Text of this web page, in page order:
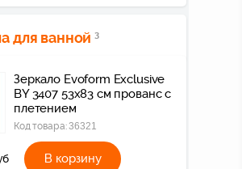
для ванной 3
Зеркало Evoform Exclusive
BY 3407 53x83 см прованс с
плетением
Код товара:36321
В корзину